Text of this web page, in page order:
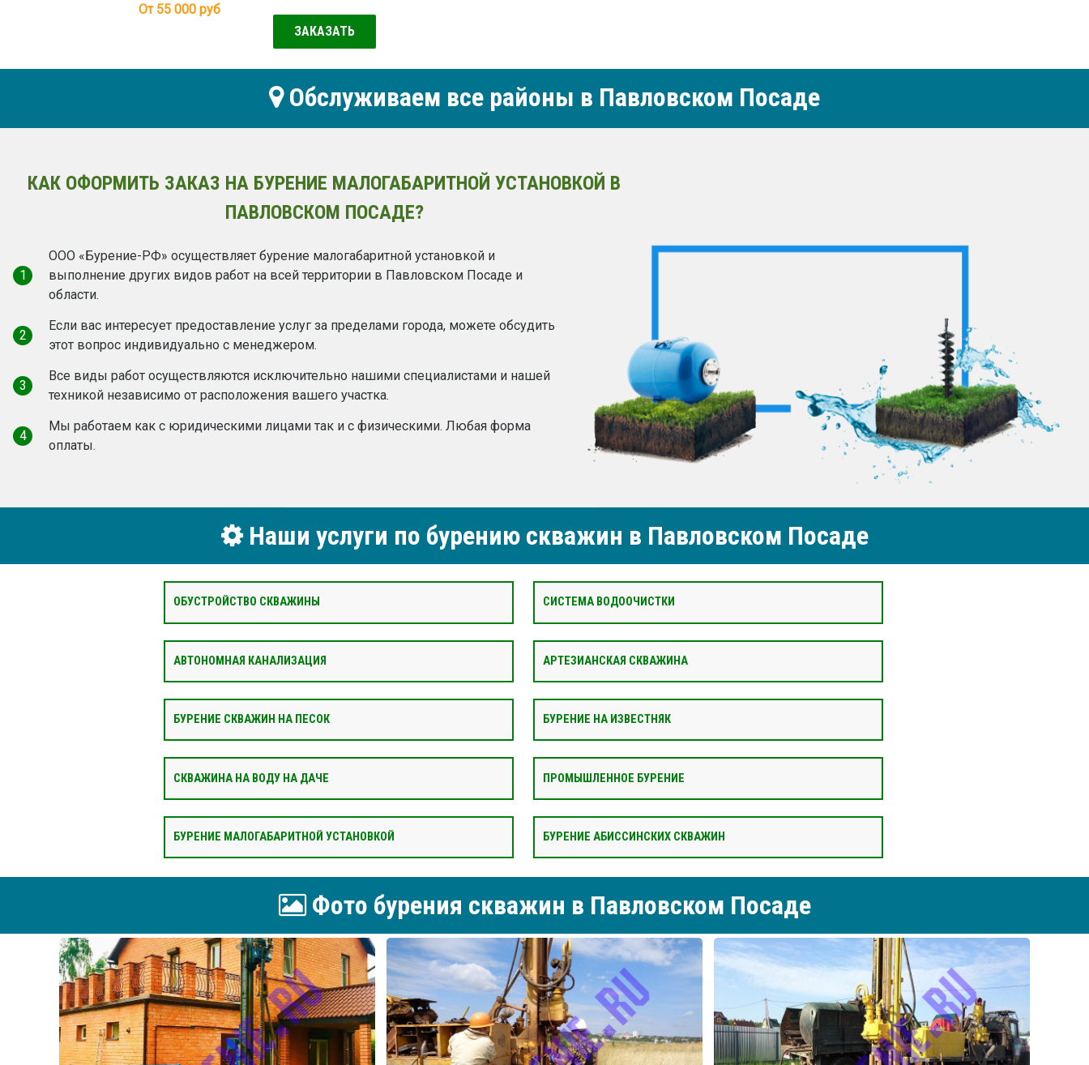
От 55 000 руб
ЗАКАЗАТЬ
Обслуживаем все районы в Павловском Посаде
КАК ОФОРМИТЬ ЗАКАЗ НА БУРЕНИЕ МАЛОГАБАРИТНОЙ УСТАНОВКОЙ В
ПАВЛОВСКОМ ПОСАДЕ?
1
ООО «Бурение-РФ» осуществляет бурение малогабаритной установкой и
выполнение других видов работ на всей территории в Павловском Посаде и
области.
2
Если вас интересует предоставление услуг за пределами города, можете обсудить
этот вопрос индивидуально с менеджером.
3
Все виды работ осуществляются исключительно нашими специалистами и нашей
техникой независимо от расположения вашего участка.
4
Мы работаем как c юридическими лицами так и с физическими. Любая форма
оплаты.
Наши услуги по бурению скважин в Павловском Посаде
ОБУСТРОЙСТВО СКВАЖИНЫ СИСТЕМА ВОДООЧИСТКИ
АВТОНОМНАЯ КАНАЛИЗАЦИЯ АРТЕЗИАНСКАЯ СКВАЖИНА
БУРЕНИЕ СКВАЖИН НА ПЕСОК БУРЕНИЕ НА ИЗВЕСТНЯК
СКВАЖИНА НА ВОДУ НА ДАЧЕ ПРОМЫШЛЕННОЕ БУРЕНИЕ
БУРЕНИЕ МАЛОГАБАРИТНОЙ УСТАНОВКОЙ БУРЕНИЕ АБИССИНСКИХ СКВАЖИН
Фото бурения скважин в Павловском Посаде